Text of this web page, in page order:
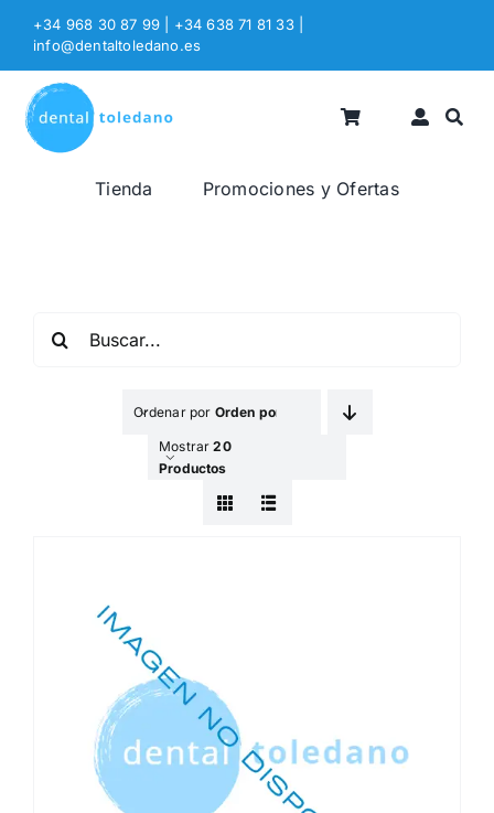
Saltar
contenido
+34 968 30 87 99 | +34 638 71 81 33
info@dentaltoledano.es
Tienda Promociones y Ofertas
Ordenar por Orden por Defecto
Mostrar20
Productos